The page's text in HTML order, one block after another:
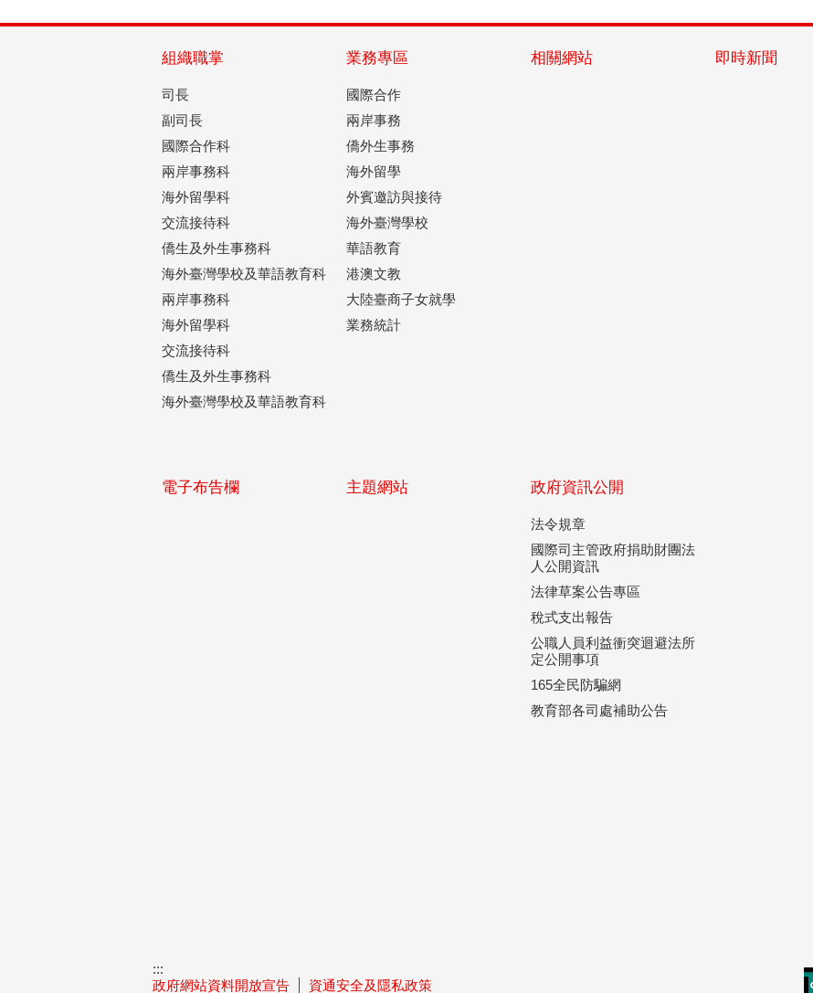
組織職掌
司長
副司長
國際合作科
兩岸事務科
海外留學科
交流接待科
僑生及外生事務科
海外臺灣學校及華語教育科
兩岸事務科
海外留學科
交流接待科
僑生及外生事務科
海外臺灣學校及華語教育科
業務專區
國際合作
兩岸事務
僑外生事務
海外留學
外賓邀訪與接待
海外臺灣學校
華語教育
港澳文教
大陸臺商子女就學
業務統計
相關網站 即時新聞
電子布告欄 主題網站 政府資訊公開
法令規章
國際司主管政府捐助財團法
人公開資訊
法律草案公告專區
稅式支出報告
公職人員利益衝突迴避法所
定公開事項
165全民防騙網
教育部各司處補助公告
:::
政府網站資料開放宣告
資通安全及隱私政策